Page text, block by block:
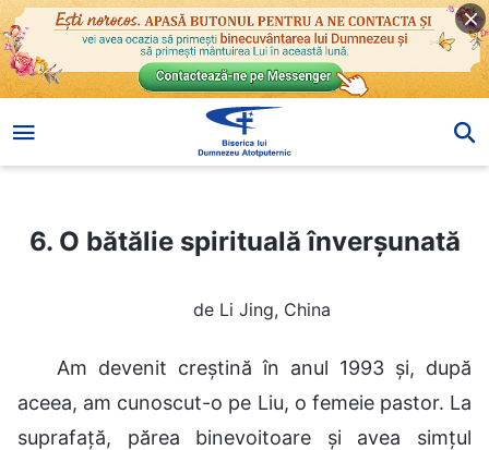
6. O bătălie spirituală înverșunată
6. O bătălie spirituală înverșunată
de Li Jing, China
Am devenit creștină în anul 1993 și, după
aceea, am cunoscut-o pe Liu, o femeie pastor. La
suprafață, părea binevoitoare și avea simțul